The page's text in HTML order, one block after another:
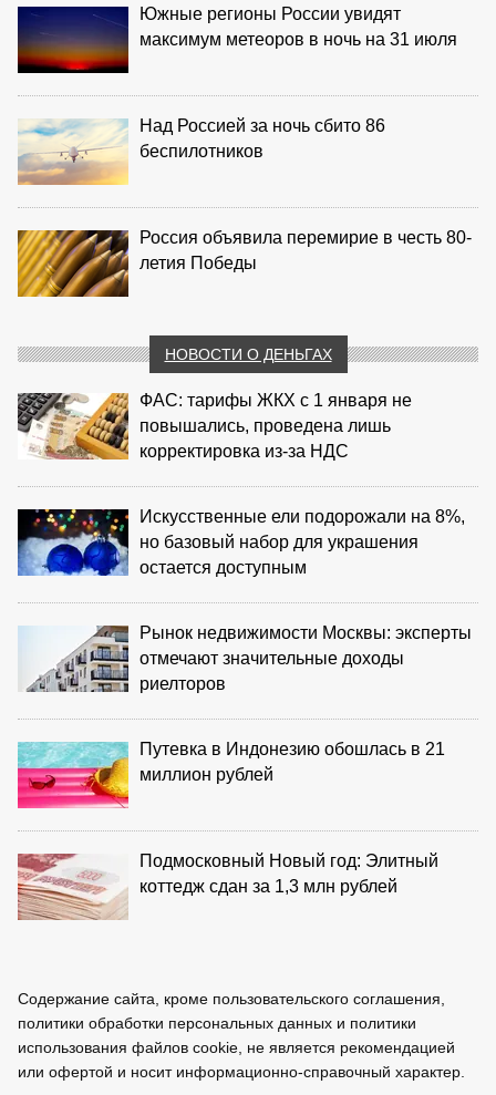
Южные регионы России увидят
максимум метеоров в ночь на 31 июля
Над Россией за ночь сбито 86
беспилотников
Россия объявила перемирие в честь 80-
летия Победы
НОВОСТИ О ДЕНЬГАХ
ФАС: тарифы ЖКХ с 1 января не
повышались, проведена лишь
корректировка из‑за НДС
Искусственные ели подорожали на 8%,
но базовый набор для украшения
остается доступным
Рынок недвижимости Москвы: эксперты
отмечают значительные доходы
риелторов
Путевка в Индонезию обошлась в 21
миллион рублей
Подмосковный Новый год: Элитный
коттедж сдан за 1,3 млн рублей
Содержание сайта, кроме пользовательского соглашения,
политики обработки персональных данных и политики
использования файлов cookie, не является рекомендацией
или офертой и носит информационно-справочный характер.